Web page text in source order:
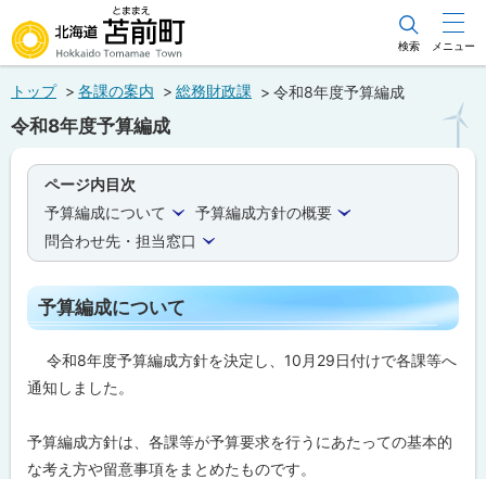
文
メ
ニ
北海道苫前町
Hokkaido Tomamae Town
検索 メニュー
トップ 各課の案内 総務財政課 令和8年度予算編成
令和8年度予算編成
ページ内目次
予算編成について
予算編成方針の概要
問合わせ先・担当窓口
予算編成について
令和8年度予算編成方針を決定し、10月29日付けで各課等へ
通知しました。
予算編成方針は、各課等が予算要求を行うにあたっての基本的
な考え方や留意事項をまとめたものです。